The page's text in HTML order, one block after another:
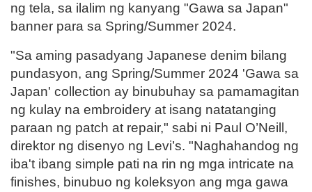
ng tela, sa ilalim ng kanyang "Gawa sa Japan"
banner para sa Spring/Summer 2024.
"Sa aming pasadyang Japanese denim bilang
pundasyon, ang Spring/Summer 2024 'Gawa sa
Japan' collection ay binubuhay sa pamamagitan
ng kulay na embroidery at isang natatanging
paraan ng patch at repair," sabi ni Paul O’Neill,
direktor ng disenyo ng Levi’s. "Naghahandog ng
iba't ibang simple pati na rin ng mga intricate na
finishes, binubuo ng koleksyon ang mga gawa